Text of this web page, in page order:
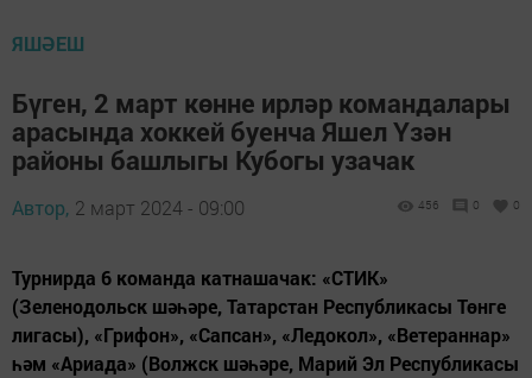
ЯШӘЕШ
Бүген, 2 март көнне ирләр командалары
арасында хоккей буенча Яшел Үзән
районы башлыгы Кубогы узачак
Автор, 2 март 2024 - 09:00 456 0 0
Турнирда 6 команда катнашачак: «СТИК»
(Зеленодольск шәһәре, Татарстан Республикасы Төнге
лигасы), «Грифон», «Сапсан», «Ледокол», «Ветераннар»
һәм «Ариада» (Волжск шәһәре, Марий Эл Республикасы